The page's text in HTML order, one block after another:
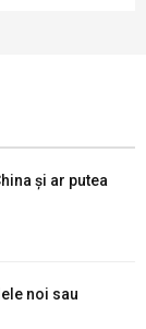
și ar putea
noi sau